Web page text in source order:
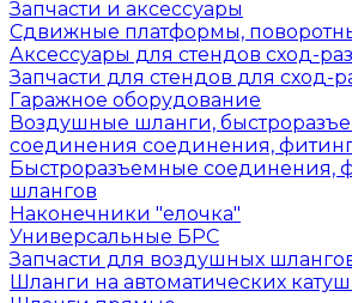
Запчасти и аксессуары
Сдвижные платформы,
Аксессуары для стендов сход-
Запчасти для стендов для сход-
Гаражное оборудование
Воздушные шланги,
соединения соединения,
Быстроразъемные соединения,
шлангов
Наконечники "елочка"
Универсальные БРС
Запчасти для воздушных
Шланги на автоматических